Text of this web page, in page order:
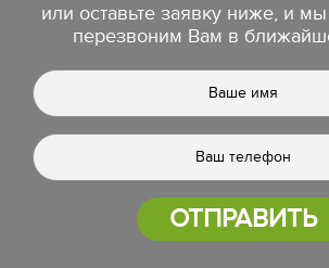
или оставьте заявку ниже, и
перезвоним Вам в
ОТПРАВИТЬ